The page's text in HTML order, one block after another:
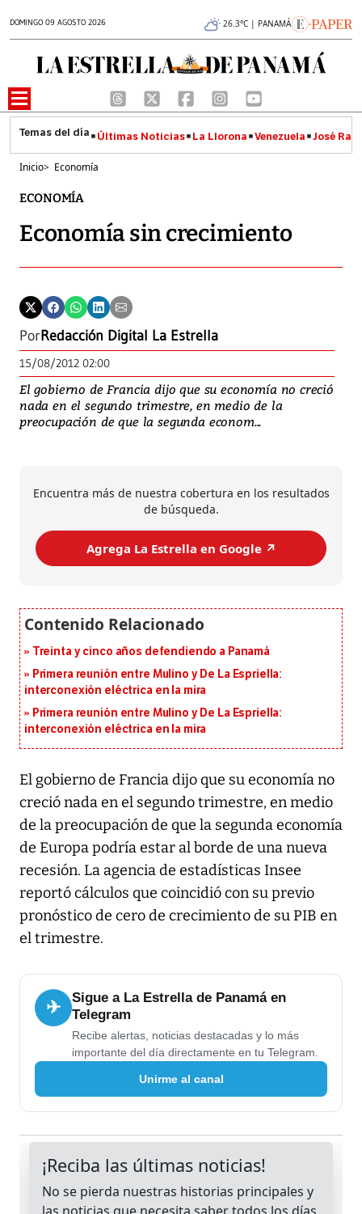
DOMINGO 09 AGOSTO 2026 26.3°C | PANAMÁ
Últimas Noticias La Llorona Venezuela José
Inicio> Economía
ECONOMÍA
Economía sin crecimiento
PorRedacción Digital La Estrella
15/08/2012 02:00
El gobierno de Francia dijo que su economía no creció
nada en el segundo trimestre, en medio de la
preocupación de que la segunda econom...
Encuentra más de nuestra cobertura en los resultados
de búsqueda.
Agrega La Estrella en Google ↗️
Treinta y cinco años defendiendo a Panamá
Primera reunión entre Mulino y De La Espriella:
interconexión eléctrica en la mira
Primera reunión entre Mulino y De La Espriella:
interconexión eléctrica en la mira
El gobierno de Francia dijo que su economía no
creció nada en el segundo trimestre, en medio
de la preocupación de que la segunda economía
de Europa podría estar al borde de una nueva
recesión. La agencia de estadísticas Insee
reportó cálculos que coincidió con su previo
pronóstico de cero de crecimiento de su PIB en
el trimestre.
✈
Sigue a La Estrella de Panamá en
Telegram
Recibe alertas, noticias destacadas y lo más
importante del día directamente en tu Telegram.
Unirme al canal